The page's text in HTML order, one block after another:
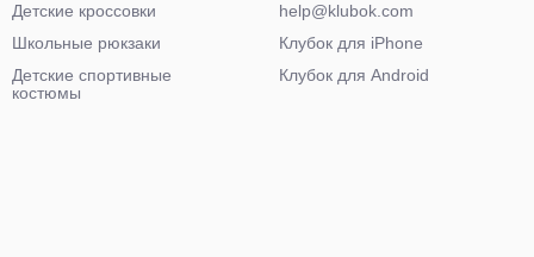
Детские кроссовки
Школьные рюкзаки
Детские спортивные
костюмы
help@klubok.com
Клубок для iPhone
Клубок для Android